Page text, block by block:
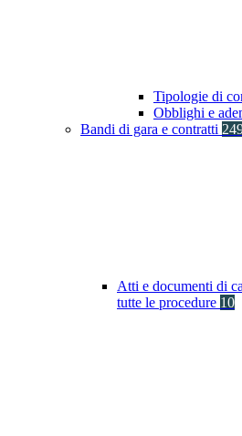
Tipologie di
Obblighi e
Bandi di gara e contratti
Atti e documenti di
tutte le procedure 10